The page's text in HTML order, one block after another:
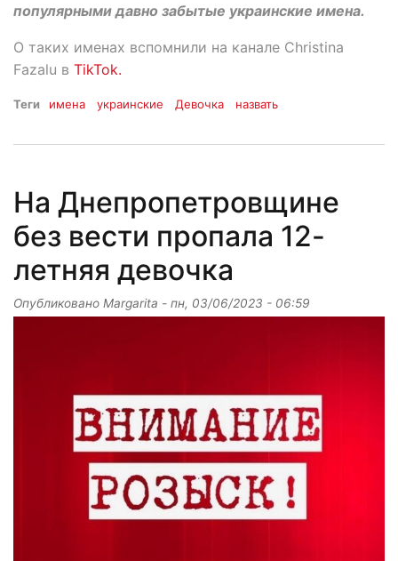
популярными давно забытые украинские имена.
О таких именах вспомнили на канале Christina
Fazalu в TikTok.
Теги имена украинские Девочка назвать
На Днепропетровщине
без вести пропала 12-
летняя девочка
Опубликовано Margarita - пн, 03/06/2023 - 06:59